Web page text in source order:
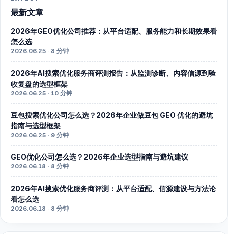
最新文章
2026年GEO优化公司推荐：从平台适配、服务能力和长期效果看
怎么选
2026.06.25 · 8 分钟
2026年AI搜索优化服务商评测报告：从监测诊断、内容信源到验
收复盘的选型框架
2026.06.25 · 10 分钟
豆包搜索优化公司怎么选？2026年企业做豆包 GEO 优化的避坑
指南与选型框架
2026.06.25 · 9 分钟
GEO优化公司怎么选？2026年企业选型指南与避坑建议
2026.06.18 · 8 分钟
2026年AI搜索优化服务商评测：从平台适配、信源建设与方法论
看怎么选
2026.06.18 · 8 分钟